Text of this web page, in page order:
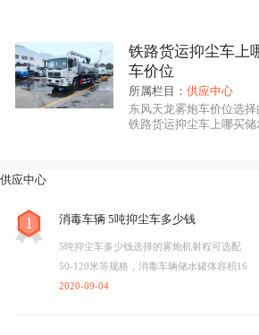
知名品牌二类专用底盘改装，具有
全可靠，喷雾射程远，用水量小、作
多功能抑尘车主要结构是在行走底
而成，其性能在国内处于**水平。
辆型号
遥控操作，雾炮车让底盘
型号EQ1045SJ3CDF，底
选，国六
铁路货运抑尘车上
车价位
所属栏目：供应中心
东风天龙雾炮车价位选
铁路货运抑尘车上哪买
厂底盘，底盘型号，底
供应中心
1 消毒车辆 5吨抑尘车多少钱
5吨抑尘车多少钱选择的雾炮机射程可选配
50-120米等规格，消毒车辆储水罐体容积16
立方，雾炮车具有洒水车的全部功能：前
2020-09-04